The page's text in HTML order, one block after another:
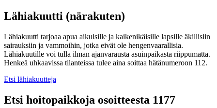
Lähiakuutti (närakuten)
Lähiakuutti tarjoaa apua aikuisille ja kaikenikäisille lapsille äkillisiin
sairauksiin ja vammoihin, jotka eivät ole hengenvaarallisia.
Lähiakuutille voi tulla ilman ajanvarausta asuinpaikasta riippumatta.
Henkeä uhkaavissa tilanteissa tulee aina soittaa hätänumeroon 112.
Etsi lähiakuutteja
Etsi hoitopaikkoja osoitteesta 1177